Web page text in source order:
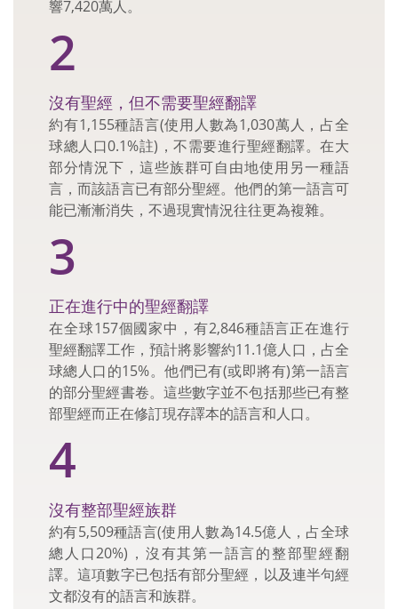
響7,420萬人。
2
沒有聖經，但不需要聖經翻譯
約有1,155種語言(使用人數為1,030萬人，占全
球總人口0.1%註)，不需要進行聖經翻譯。在大
部分情況下，這些族群可自由地使用另一種語
言，而該語言已有部分聖經。他們的第一語言可
能已漸漸消失，不過現實情況往往更為複雜。
3
正在進行中的聖經翻譯
在全球157個國家中，有2,846種語言正在進行
聖經翻譯工作，預計將影響約11.1億人口，占全
球總人口的15%。他們已有(或即將有)第一語言
的部分聖經書卷。這些數字並不包括那些已有整
部聖經而正在修訂現存譯本的語言和人口。
4
沒有整部聖經族群
約有5,509種語言(使用人數為14.5億人，占全球
總人口20%)，沒有其第一語言的整部聖經翻
譯。這項數字已包括有部分聖經，以及連半句經
文都沒有的語言和族群。